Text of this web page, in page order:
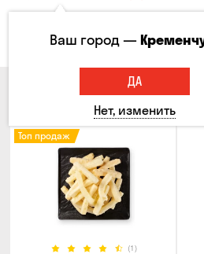
Кукуруза Семечки Чипсы
(1)
Топ продаж
Ваш город —
ДА
Нет, изменить